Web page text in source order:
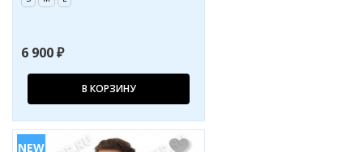
6 900 ₽
В КОРЗИНУ